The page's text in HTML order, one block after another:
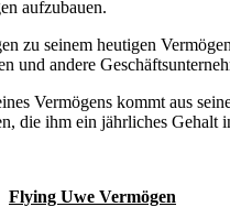
aufzubauen.
zu seinem heutigen
und andere
Vermögens kommt aus
die ihm ein jährliches
Flying Uwe Vermögen